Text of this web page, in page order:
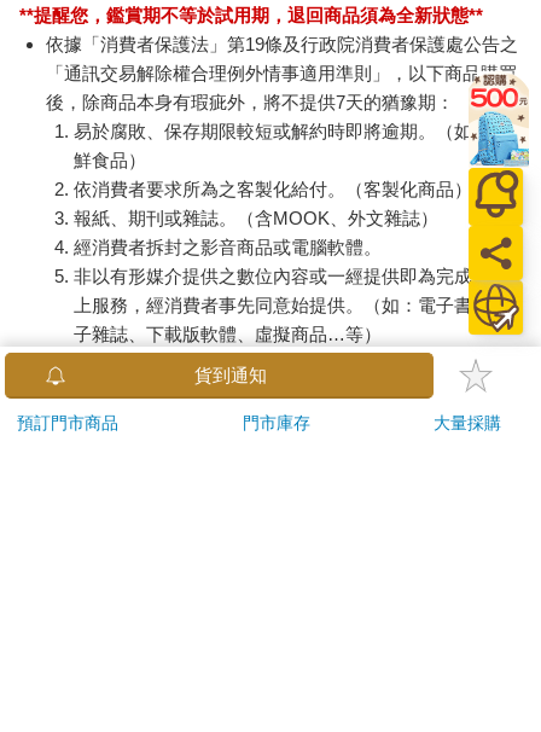
神經性潔癖，以前在水房見過他洗手，大冷天都要洗到胳膊肘為
止，仿佛當自己是外科大夫。――其實俺們的專業是自控。“我聽
到她跟她石溪的老同學煲電話粥，教育人家說：‘不對~~~~，你的
錢就是你的錢！他的錢…….還是你的錢！’，以及‘什麼是淑女？讓
我來告訴你――所謂淑女就是：有非凡的魅力吸引男人、同時能
夠抵禦他們過於熱烈的進攻、而又能有效地控制他們的撤退的一
種女人…….’，後來聽說同學失戀了，要介紹給我。我狂FT！有這
麼缺心眼兒的表妹嗎你們說？…….嘖！要挑表嫂你先灌輸她點三
從四德好不好？”
“這真看出女權的進步來啦，連令表妹這樣天真無牙的姑娘，兜裡
都揣著一堆修理男人的理論，並武裝到牙齒――”張大笑道。
我倒是覺得李三這表妹甚為可愛。至少沒啥機心。看看李三眉清
目秀的小臉，想想他表妹應該不錯，於是涎起臉來，“你表妹……
還沒走嗎？”
李三咪起眼睛看著我，嘴都笑歪，“她和――我表妹夫，已經回邁
**提醒您，鑑賞期不等於試用期，退回商品須為全新狀態**
依據「消費者保護法」第19條及行政院消費者保護處公告之
「通訊交易解除權合理例外情事適用準則」，以下商品購買
後，除商品本身有瑕疵外，將不提供7天的猶豫期：
易於腐敗、保存期限較短或解約時即將逾期。（如：生
鮮食品）
依消費者要求所為之客製化給付。（客製化商品）
報紙、期刊或雜誌。（含MOOK、外文雜誌）
經消費者拆封之影音商品或電腦軟體。
非以有形媒介提供之數位內容或一經提供即為完成之線
上服務，經消費者事先同意始提供。（如：電子書、電
子雜誌、下載版軟體、虛擬商品…等）
已拆封之個人衛生用品。（如：內衣褲、刮鬍刀、除毛
若非上列種類商品，均享有到貨7天的猶豫期（含例假
貨到通知
預訂門市商品 門市庫存 大量採購